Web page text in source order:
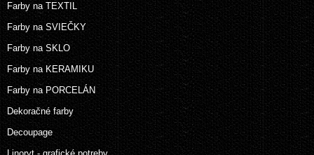
Farby na TEXTIL
Farby na SVIEČKY
Farby na SKLO
Farby na KERAMIKU
Farby na PORCELÁN
Dekoračné farby
Decoupage